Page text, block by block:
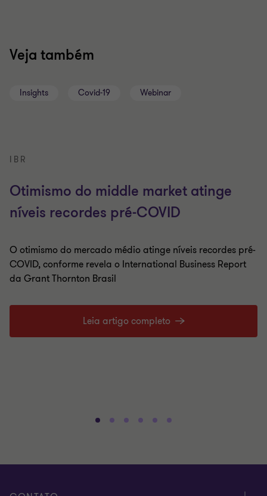
Veja também
Insights Covid-19 Webinar
IBR
Otimismo do middle market atinge
níveis recordes pré-COVID
O otimismo do mercado médio atinge níveis recordes pré-
COVID, conforme revela o International Business Report
da Grant Thornton Brasil
Leia artigo completo